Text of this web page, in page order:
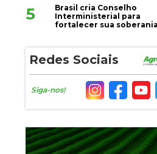
5
Brasil cria Conselho
Interministerial para
fortalecer sua soberania
Redes Sociais
Siga-nos!